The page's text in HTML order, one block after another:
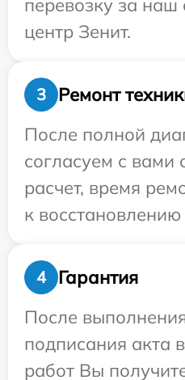
перевозку за наш
центр Зенит.
3
Ремонт
После полной
согласуем с вами
расчет, время
к восстановлению
4
Гарантия
После
подписания акта
работ Вы